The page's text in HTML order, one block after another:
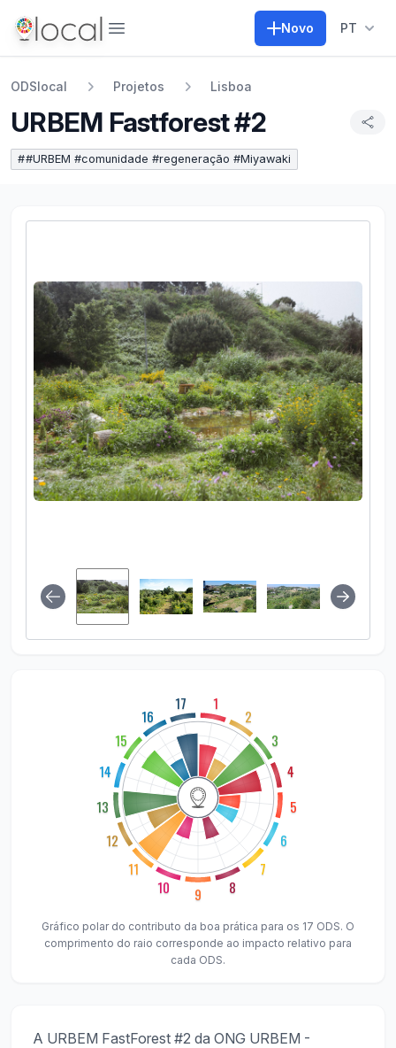
Abrir menu Novo PT
ODSlocal Projetos Lisboa
URBEM Fastforest #2
##URBEM #comunidade #regeneração #Miyawaki
1
2
3
4
5
6
7
8
9
10
11
12
13
14
15
16
17
Gráfico polar do contributo da boa prática para os 17 ODS. O
comprimento do raio corresponde ao impacto relativo para
cada ODS.
A URBEM FastForest #2 da ONG URBEM -